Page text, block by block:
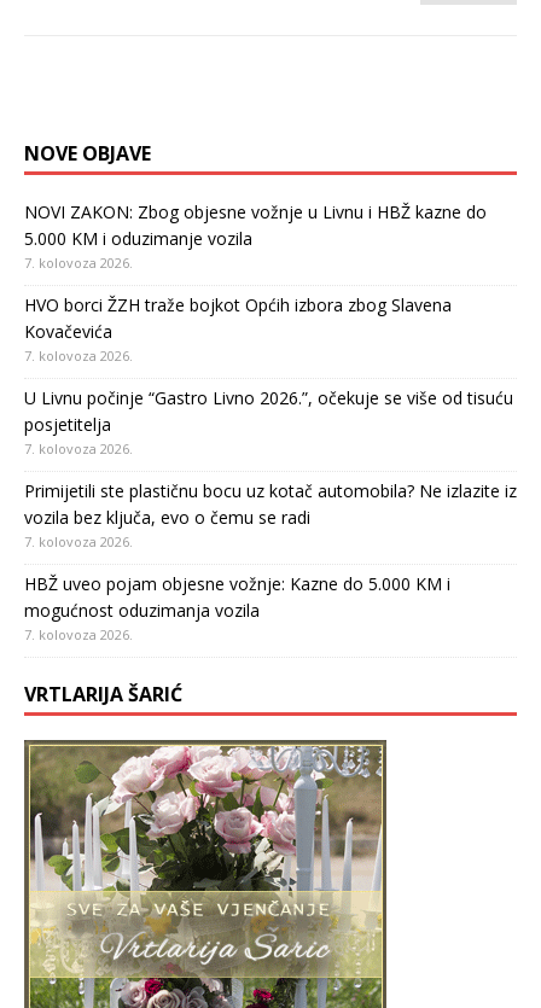
NOVE OBJAVE
NOVI ZAKON: Zbog objesne vožnje u Livnu i HBŽ kazne do
5.000 KM i oduzimanje vozila
7. kolovoza 2026.
HVO borci ŽZH traže bojkot Općih izbora zbog Slavena
Kovačevića
7. kolovoza 2026.
U Livnu počinje “Gastro Livno 2026.”, očekuje se više od tisuću
posjetitelja
7. kolovoza 2026.
Primijetili ste plastičnu bocu uz kotač automobila? Ne izlazite iz
vozila bez ključa, evo o čemu se radi
7. kolovoza 2026.
HBŽ uveo pojam objesne vožnje: Kazne do 5.000 KM i
mogućnost oduzimanja vozila
7. kolovoza 2026.
VRTLARIJA ŠARIĆ